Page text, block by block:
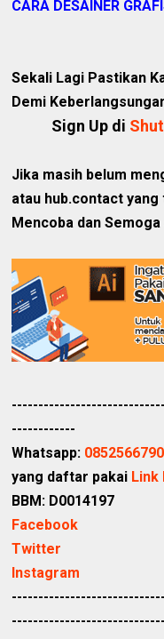
CARA DESAINER
Sekali Lagi Pastikan
Demi
Sign Up di
Jika masih belum
atau hub.contact
Mencoba dan
------------
Whatsapp:
yang daftar pakai Link
BBM: D0014197
Facebook
Twitter
Instagram